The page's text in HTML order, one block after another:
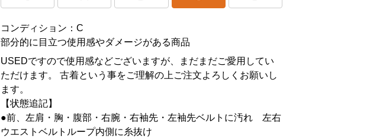
コンディション：C
部分的に目立つ使用感やダメージがある商品
USEDですので使用感などございますが、まだまだご愛用してい
ただけます。 古着という事をご理解の上ご注文よろしくお願いし
ます。
【状態追記】
●前、左肩・胸・腹部・右腕・右袖先・左袖先ベルトに汚れ 左右
ウエストベルトループ内側に糸抜け